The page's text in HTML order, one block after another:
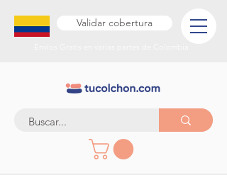
Validar cobertura